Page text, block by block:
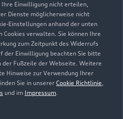
Einwilligung nicht erteilen,
Dienste möglicherweise nicht
Einstellungen anhand der unten
verwalten. Sie können Ihre
zum Zeitpunkt des Widerrufs
der Einwilligung beachten Sie bitte
der Fußzeile der Webseite. Weitere
Hinweise zur Verwendung Ihrer
Sie in unserer Cookie Richtlinie,
und im Impressum.
31-57
automobile.de